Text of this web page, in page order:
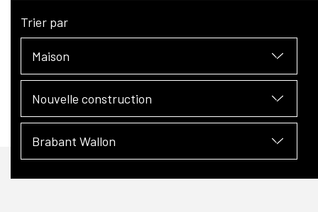
Trier par
Maison
Nouvelle construction
Brabant Wallon